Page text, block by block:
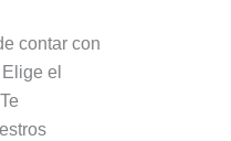
contar con
el